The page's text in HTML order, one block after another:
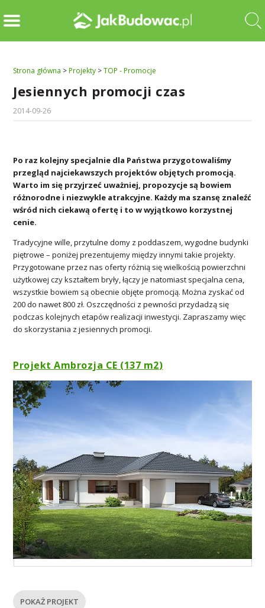
Strona główna >Projekty >TOP - Promocje
Jesiennych promocji czas
2014-09-26
Po raz kolejny specjalnie dla Państwa przygotowaliśmy
przegląd najciekawszych projektów objętych promocją.
Warto im się przyjrzeć uważniej, propozycje są bowiem
różnorodne i niezwykle atrakcyjne. Każdy ma szansę znaleźć
wśród nich ciekawą ofertę i to w wyjątkowo korzystnej
cenie.
Tradycyjne wille, przytulne domy z poddaszem, wygodne budynki
piętrowe – poniżej prezentujemy między innymi takie projekty.
Przygotowane przez nas oferty różnią się wielkością powierzchni
użytkowej czy kształtem bryły, łączy je natomiast specjalna cena,
wszystkie bowiem są obecnie objęte promocją. Można zyskać od
200 do nawet 800 zł. Oszczędności z pewności przydadzą się
podczas kolejnych etapów realizacji inwestycji. Zapraszamy więc
do skorzystania z jesiennych promocji.
Projekt Ambrozja CE (137 m2)
POKAŻ PROJEKT